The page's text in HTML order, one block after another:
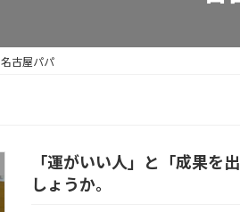
名古屋パパ
「運がいい人」と「成果を
しょうか。